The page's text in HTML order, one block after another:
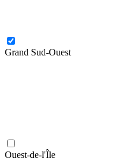
Grand Sud-Ouest
Ouest-de-l'Île